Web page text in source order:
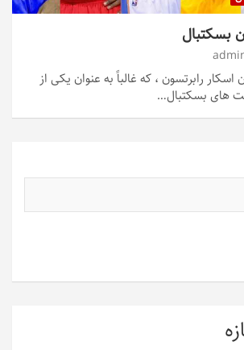
بسکتبال
اسکار رابرتسون ، که غالباً به عنوان یکی از
های بسکتبال…